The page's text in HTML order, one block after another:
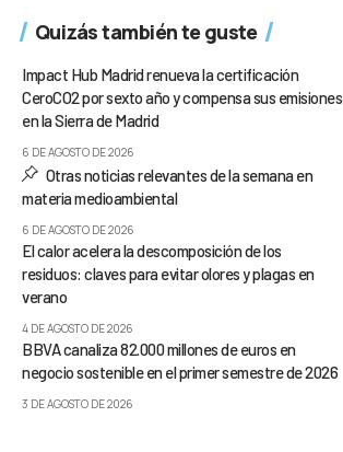
Quizás también te guste
Impact Hub Madrid renueva la certificación
CeroCO2 por sexto año y compensa sus emisiones
en la Sierra de Madrid
6 DE AGOSTO DE 2026
Otras noticias relevantes de la semana en
materia medioambiental
6 DE AGOSTO DE 2026
El calor acelera la descomposición de los
residuos: claves para evitar olores y plagas en
verano
4 DE AGOSTO DE 2026
BBVA canaliza 82.000 millones de euros en
negocio sostenible en el primer semestre de 2026
3 DE AGOSTO DE 2026